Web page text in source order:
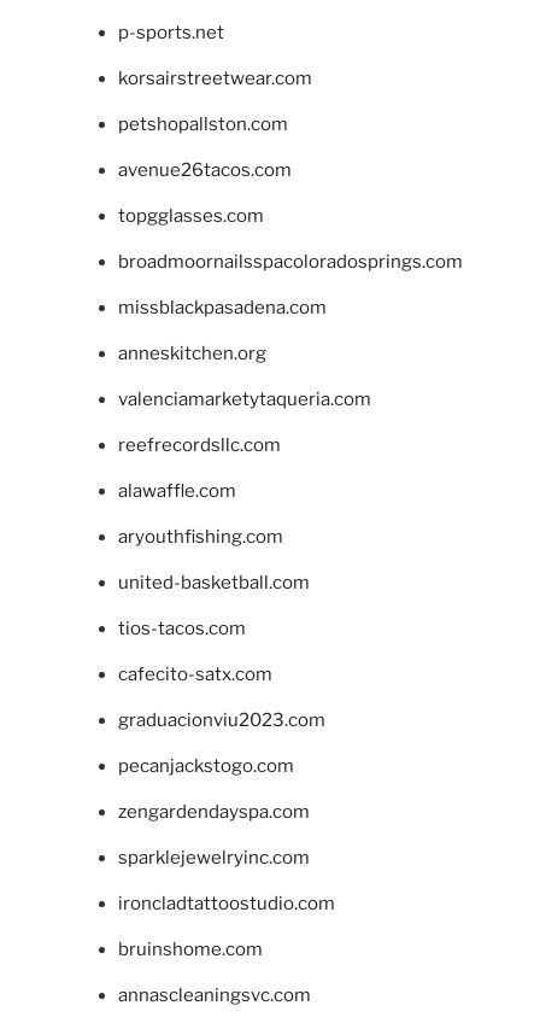
p-sports.net
korsairstreetwear.com
petshopallston.com
avenue26tacos.com
topgglasses.com
broadmoornailsspacoloradosprings.com
missblackpasadena.com
anneskitchen.org
valenciamarketytaqueria.com
reefrecordsllc.com
alawaffle.com
aryouthfishing.com
united-basketball.com
tios-tacos.com
cafecito-satx.com
graduacionviu2023.com
pecanjackstogo.com
zengardendayspa.com
sparklejewelryinc.com
ironcladtattoostudio.com
bruinshome.com
annascleaningsvc.com